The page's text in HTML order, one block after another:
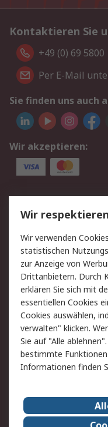
Kontaktieren Sie
+49 (0) 69 5800
Per E-Mail
Sie finden uns auch
Wir akzeptieren:
Service
Value Added
Rücksendungen
Hilfe
Rechtliches
AGB
Cookie-Richtlinie
Copyright/
Karriere bei RS
Wir
Wir verwenden
statistischen
zur Anzeige von
Drittanbietern. Durch
erklären Sie sich mit
essentiellen Cookies
Cookies auswählen,
verwalten" klicken.
Sie auf "Alle
bestimmte
Informationen finden